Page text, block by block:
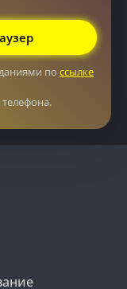
по ссылке